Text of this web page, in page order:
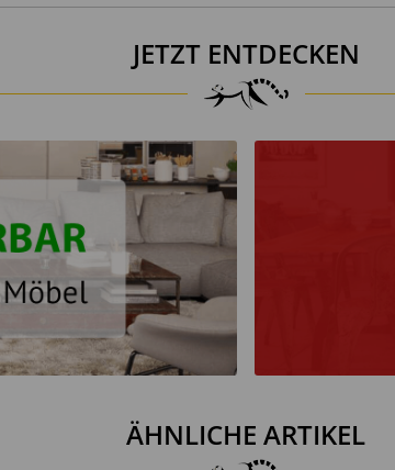
auf vollständige und ordnungsgemäße
kippen.
zu sichern.
JETZT ENTDECKEN
ÄHNLICHE ARTIKEL